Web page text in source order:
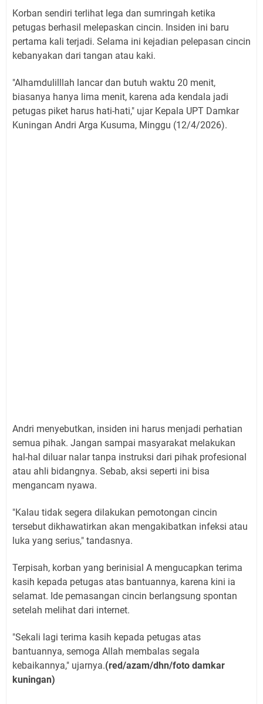
Korban sendiri terlihat lega dan sumringah ketika
petugas berhasil melepaskan cincin. Insiden ini baru
pertama kali terjadi. Selama ini kejadian pelepasan cincin
kebanyakan dari tangan atau kaki.
"Alhamdulilllah lancar dan butuh waktu 20 menit,
biasanya hanya lima menit, karena ada kendala jadi
petugas piket harus hati-hati," ujar Kepala UPT Damkar
Kuningan Andri Arga Kusuma, Minggu (12/4/2026).
Andri menyebutkan, insiden ini harus menjadi perhatian
semua pihak. Jangan sampai masyarakat melakukan
hal-hal diluar nalar tanpa instruksi dari pihak profesional
atau ahli bidangnya. Sebab, aksi seperti ini bisa
mengancam nyawa.
"Kalau tidak segera dilakukan pemotongan cincin
tersebut dikhawatirkan akan mengakibatkan infeksi atau
luka yang serius," tandasnya.
Terpisah, korban yang berinisial A mengucapkan terima
kasih kepada petugas atas bantuannya, karena kini ia
selamat. Ide pemasangan cincin berlangsung spontan
setelah melihat dari internet.
"Sekali lagi terima kasih kepada petugas atas
bantuannya, semoga Allah membalas segala
kebaikannya," ujarnya.(red/azam/dhn/foto damkar
kuningan)